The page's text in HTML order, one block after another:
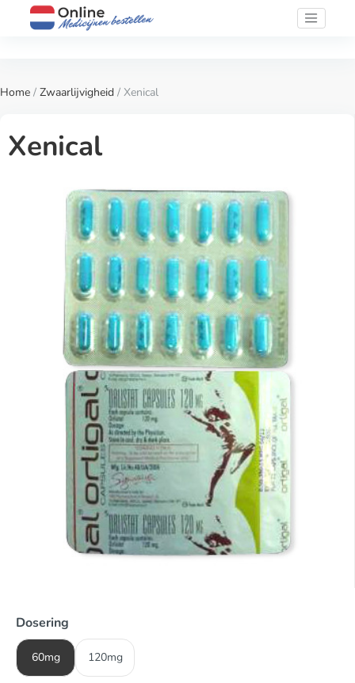
Home / Zwaarlijvigheid / Xenical
Xenical
Dosering
60mg 120mg